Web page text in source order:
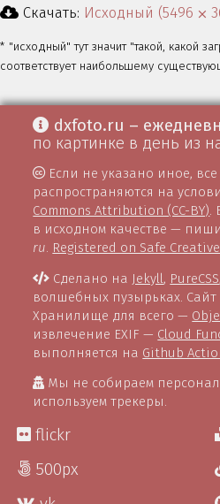
Скачать: Исходный (5496 ⨉
* "исходный" тут значит "такой, какой
соответствует наибольшему
dxfoto.ru –
по картинке в день из
Если не указано иное,
распространяются на
Commons Attribution (CC-BY).
в исходном качестве —
ru. Registered on Safe Creative
Сделано на Jekyll, PureCSS
волшебных пузырьках.
Хранилище для всего —
извлечение EXIF — Cloud
выполняется на Github
Мы не собираем
используем трекеры.
flickr
500px